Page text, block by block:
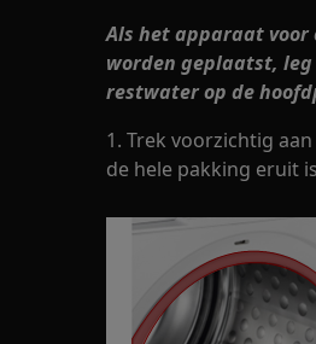
Als het apparaat voor
worden geplaatst,
restwater op de
1. Trek voorzichtig
de hele pakking eruit